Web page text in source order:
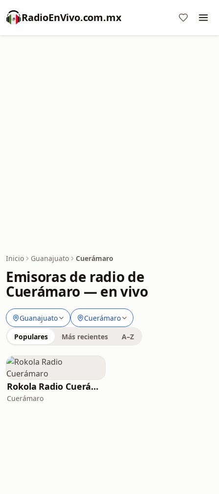
RadioEnVivo.com.mx
Inicio Guanajuato Cuerámaro
Emisoras de radio de
Cuerámaro — en vivo
Guanajuato Cuerámaro
Populares Más recientes A–Z
Rokola Radio Cuerámaro
Cuerámaro